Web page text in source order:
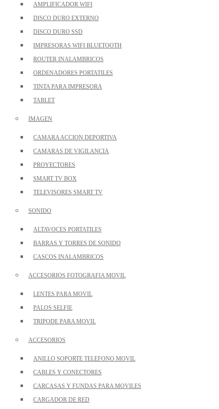
AMPLIFICADOR WIFI
DISCO DURO EXTERNO
DISCO DURO SSD
IMPRESORAS WIFI BLUETOOTH
ROUTER INALAMBRICOS
ORDENADORES PORTATILES
TINTA PARA IMPRESORA
TABLET
IMAGEN
CAMARA ACCION DEPORTIVA
CAMARAS DE VIGILANCIA
PROYECTORES
SMART TV BOX
TELEVISORES SMART TV
SONIDO
ALTAVOCES PORTATILES
BARRAS Y TORRES DE SONIDO
CASCOS INALAMBRICOS
ACCESORIOS FOTOGRAFIA MOVIL
LENTES PARA MOVIL
PALOS SELFIE
TRIPODE PARA MOVIL
ACCESORIOS
ANILLO SOPORTE TELEFONO MOVIL
CABLES Y CONECTORES
CARCASAS Y FUNDAS PARA MOVILES
CARGADOR DE RED